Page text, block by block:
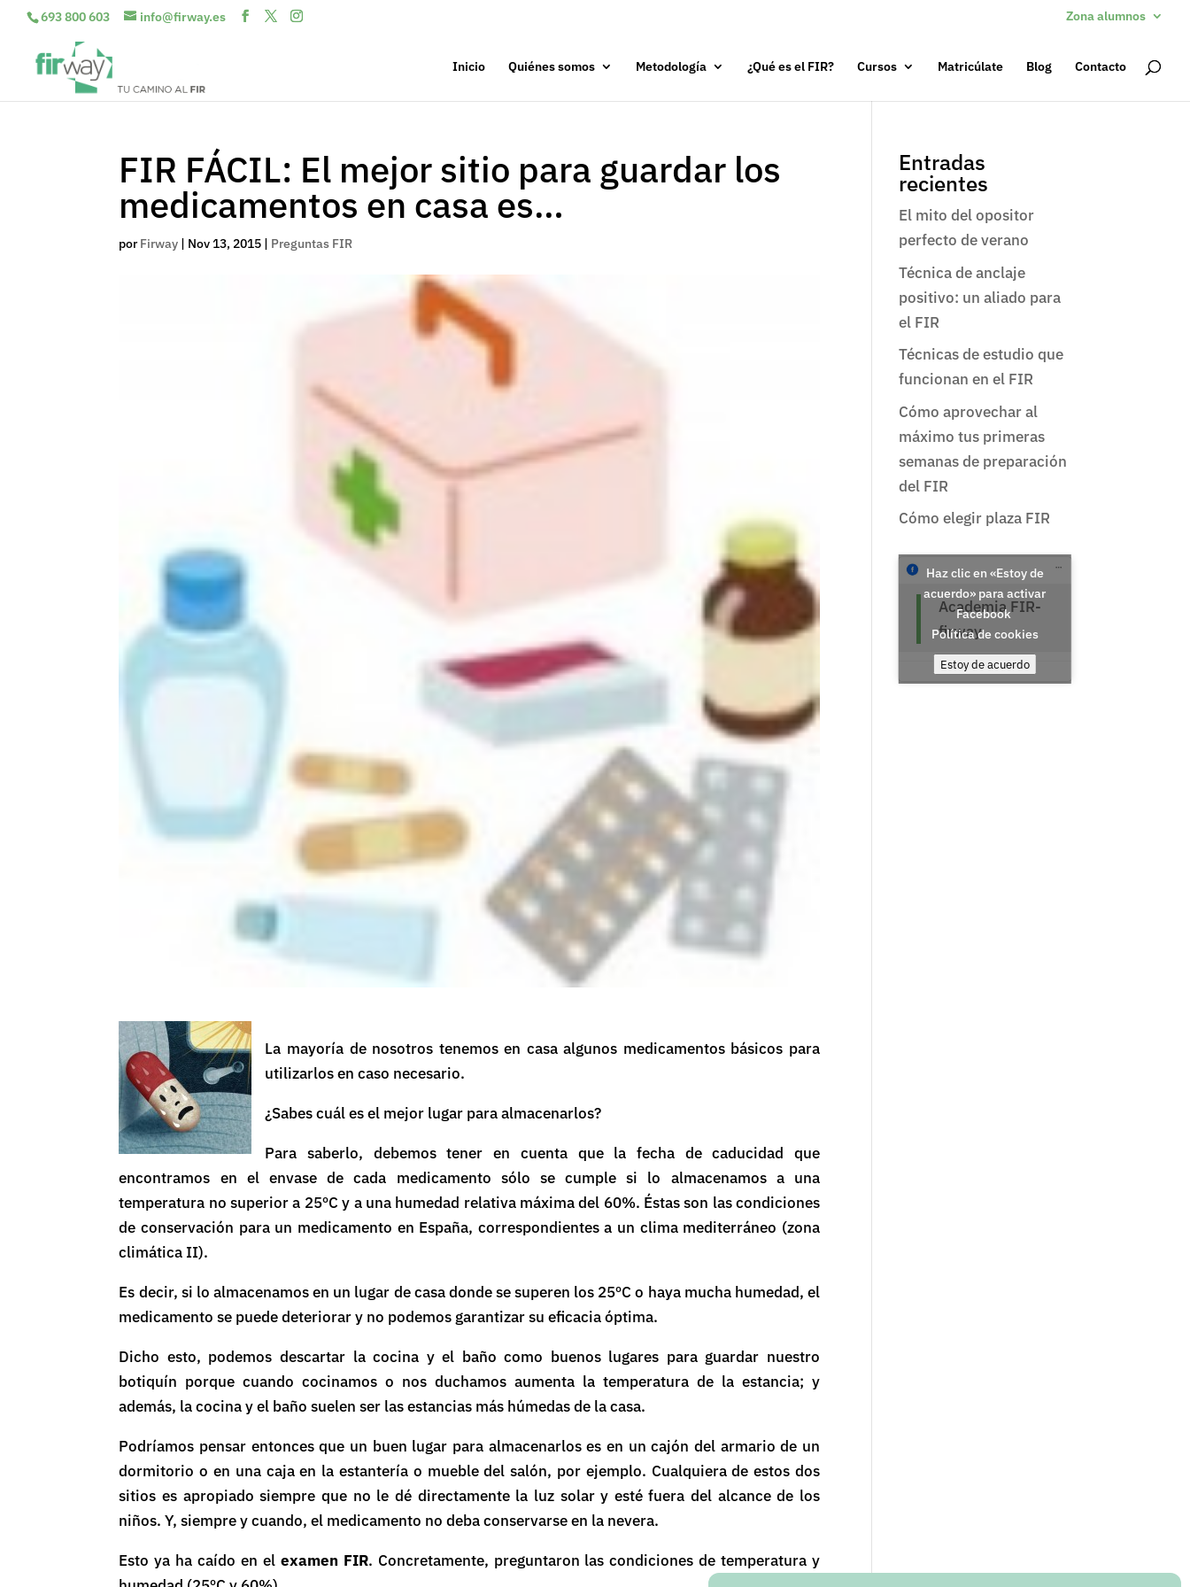
693 800 603 info@firway.es Zona alumnos
Inicio Quiénes somos Metodología ¿Qué es el FIR? Cursos Matricúlate Blog Contacto
FIR FÁCIL: El mejor sitio para guardar los
medicamentos en casa es…
porFirway | Nov 13, 2015 | Preguntas FIR
La mayoría de nosotros tenemos en casa algunos medicamentos básicos para
utilizarlos en caso necesario.
¿Sabes cuál es el mejor lugar para almacenarlos?
Para saberlo, debemos tener en cuenta que la fecha de caducidad que
encontramos en el envase de cada medicamento sólo se cumple si lo almacenamos a una
temperatura no superior a 25ºC y a una humedad relativa máxima del 60%. Éstas son las condiciones
de conservación para un medicamento en España, correspondientes a un clima mediterráneo (zona
climática II).
Es decir, si lo almacenamos en un lugar de casa donde se superen los 25ºC o haya mucha humedad, el
medicamento se puede deteriorar y no podemos garantizar su eficacia óptima.
Dicho esto, podemos descartar la cocina y el baño como buenos lugares para guardar nuestro
botiquín porque cuando cocinamos o nos duchamos aumenta la temperatura de la estancia; y
además, la cocina y el baño suelen ser las estancias más húmedas de la casa.
Podríamos pensar entonces que un buen lugar para almacenarlos es en un cajón del armario de un
dormitorio o en una caja en la estantería o mueble del salón, por ejemplo. Cualquiera de estos dos
sitios es apropiado siempre que no le dé directamente la luz solar y esté fuera del alcance de los
niños. Y, siempre y cuando, el medicamento no deba conservarse en la nevera.
Esto ya ha caído en el examen FIR. Concretamente, preguntaron las condiciones de temperatura y
Entradas
recientes
El mito del opositor
perfecto de verano
Técnica de anclaje
positivo: un aliado para
el FIR
Técnicas de estudio que
funcionan en el FIR
Cómo aprovechar al
máximo tus primeras
semanas de preparación
del FIR
Cómo elegir plaza FIR
Academia FIR-
firway
Haz clic en «Estoy de
acuerdo» para activar
Facebook
Política de cookies
Estoy de acuerdo